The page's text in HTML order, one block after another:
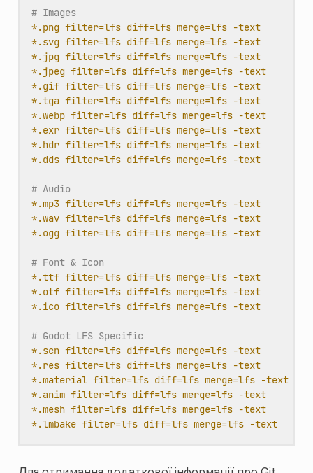
# Images
*.png filter=lfs diff=lfs merge=lfs -text
*.svg filter=lfs diff=lfs merge=lfs -text
*.jpg filter=lfs diff=lfs merge=lfs -text
*.jpeg filter=lfs diff=lfs merge=lfs -text
*.gif filter=lfs diff=lfs merge=lfs -text
*.tga filter=lfs diff=lfs merge=lfs -text
*.webp filter=lfs diff=lfs merge=lfs -text
*.exr filter=lfs diff=lfs merge=lfs -text
*.hdr filter=lfs diff=lfs merge=lfs -text
*.dds filter=lfs diff=lfs merge=lfs -text
# Audio
*.mp3 filter=lfs diff=lfs merge=lfs -text
*.wav filter=lfs diff=lfs merge=lfs -text
*.ogg filter=lfs diff=lfs merge=lfs -text
# Font & Icon
*.ttf filter=lfs diff=lfs merge=lfs -text
*.otf filter=lfs diff=lfs merge=lfs -text
*.ico filter=lfs diff=lfs merge=lfs -text
# Godot LFS Specific
*.scn filter=lfs diff=lfs merge=lfs -text
*.res filter=lfs diff=lfs merge=lfs -text
*.material filter=lfs diff=lfs merge=lfs -text
*.anim filter=lfs diff=lfs merge=lfs -text
*.mesh filter=lfs diff=lfs merge=lfs -text
*.lmbake filter=lfs diff=lfs merge=lfs -text